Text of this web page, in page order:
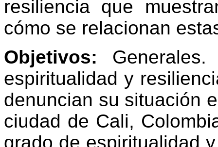
resiliencia que
cómo se relacionan
Objetivos:
espiritualidad y
denuncian su situación
ciudad de Cali,
grado de espiritualidad